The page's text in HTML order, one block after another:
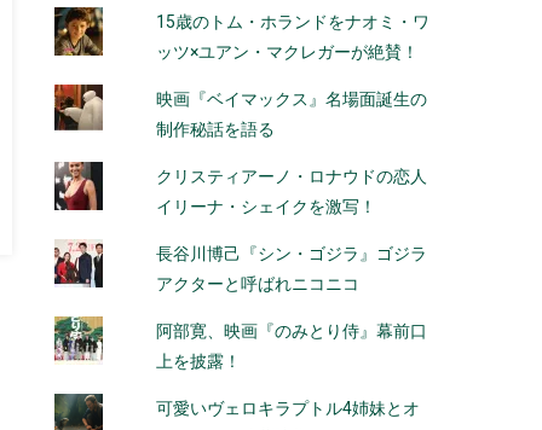
15歳のトム・ホランドをナオミ・ワ
ッツ×ユアン・マクレガーが絶賛！
映画『ベイマックス』名場面誕生の
制作秘話を語る
クリスティアーノ・ロナウドの恋人
イリーナ・シェイクを激写！
長谷川博己『シン・ゴジラ』ゴジラ
アクターと呼ばれニコニコ
阿部寛、映画『のみとり侍』幕前口
上を披露！
可愛いヴェロキラプトル4姉妹とオ